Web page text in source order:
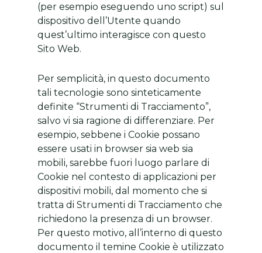
(per esempio eseguendo uno script) sul
dispositivo dell’Utente quando
quest’ultimo interagisce con questo
Sito Web.
Per semplicità, in questo documento
tali tecnologie sono sinteticamente
definite “Strumenti di Tracciamento”,
salvo vi sia ragione di differenziare. Per
esempio, sebbene i Cookie possano
essere usati in browser sia web sia
mobili, sarebbe fuori luogo parlare di
Cookie nel contesto di applicazioni per
dispositivi mobili, dal momento che si
tratta di Strumenti di Tracciamento che
richiedono la presenza di un browser.
Per questo motivo, all’interno di questo
documento il temine Cookie è utilizzato